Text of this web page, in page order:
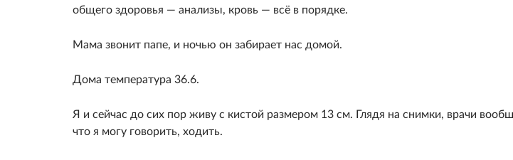
общего здоровья — анализы, кровь — всё в порядке.
Мама звонит папе, и ночью он забирает нас домой.
Дома температура 36.6.
Я и сейчас до сих пор живу с кистой размером 13 см. Глядя на снимки, врачи
что я могу говорить, ходить.